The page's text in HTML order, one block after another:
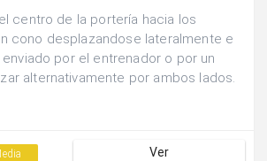
centro de la portería hacia los
cono desplazandose lateralmente e
por el entrenador o por un
alternativamente por ambos lados.
Ver